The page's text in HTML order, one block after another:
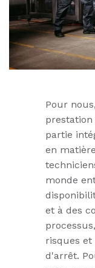
Pour
partie
en
monde
et à des
risques et
d'arrêt.